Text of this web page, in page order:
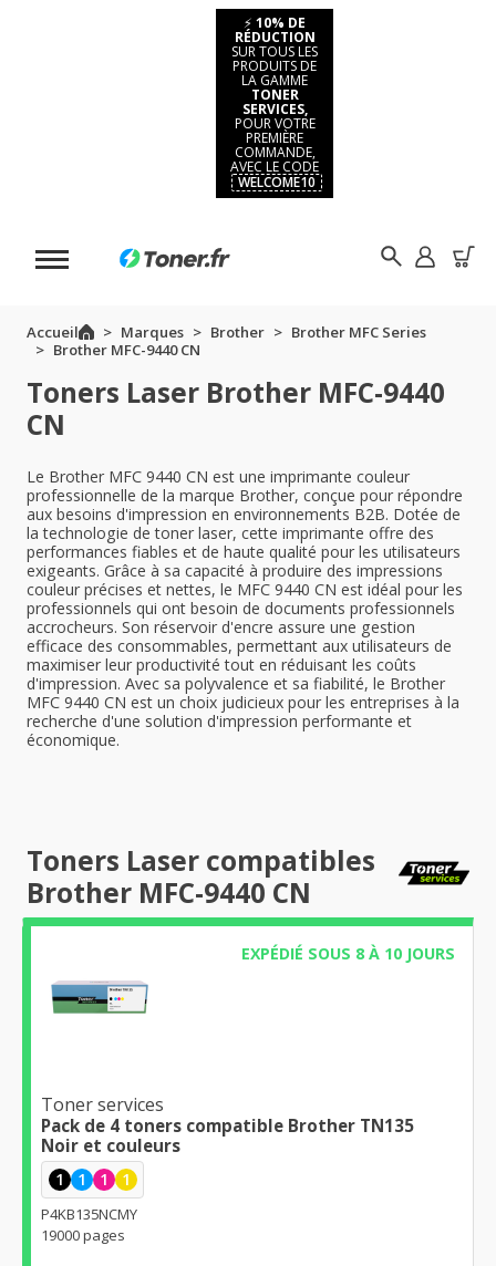
⚡ 10% DE
RÉDUCTION
SUR TOUS LES
PRODUITS DE
LA GAMME
TONER
SERVICES,
POUR VOTRE
PREMIÈRE
COMMANDE,
AVEC LE CODE
WELCOME10
Accueil Marques Brother
Brother MFC Series
Brother MFC-9440 CN
Toners Laser Brother MFC-9440
CN
Le Brother MFC 9440 CN est une imprimante couleur
professionnelle de la marque Brother, conçue pour répondre
aux besoins d'impression en environnements B2B. Dotée de
la technologie de toner laser, cette imprimante offre des
performances fiables et de haute qualité pour les utilisateurs
exigeants. Grâce à sa capacité à produire des impressions
couleur précises et nettes, le MFC 9440 CN est idéal pour les
professionnels qui ont besoin de documents professionnels
accrocheurs. Son réservoir d'encre assure une gestion
efficace des consommables, permettant aux utilisateurs de
maximiser leur productivité tout en réduisant les coûts
d'impression. Avec sa polyvalence et sa fiabilité, le Brother
MFC 9440 CN est un choix judicieux pour les entreprises à la
recherche d'une solution d'impression performante et
économique.
Toners Laser compatibles
Brother MFC-9440 CN
EXPÉDIÉ SOUS 8 À 10 JOURS
Toner services
Pack de 4 toners compatible Brother TN135
Noir et couleurs
1 1 1 1
P4KB135NCMY
19000 pages